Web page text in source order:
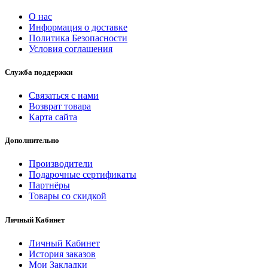
О нас
Информация о доставке
Политика Безопасности
Условия соглашения
Служба поддержки
Связаться с нами
Возврат товара
Карта сайта
Дополнительно
Производители
Подарочные сертификаты
Партнёры
Товары со скидкой
Личный Кабинет
Личный Кабинет
История заказов
Мои Закладки